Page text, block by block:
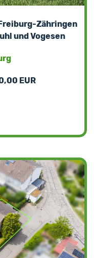
Zähringen
und Vogesen
EUR